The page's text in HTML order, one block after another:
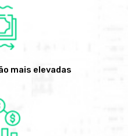
mais elevadas